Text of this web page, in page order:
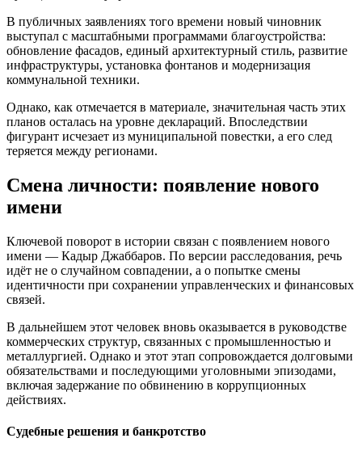
В публичных заявлениях того времени новый чиновник
выступал с масштабными программами благоустройства:
обновление фасадов, единый архитектурный стиль, развитие
инфраструктуры, установка фонтанов и модернизация
коммунальной техники.
Однако, как отмечается в материале, значительная часть этих
планов осталась на уровне деклараций. Впоследствии
фигурант исчезает из муниципальной повестки, а его след
теряется между регионами.
Смена личности: появление нового
имени
Ключевой поворот в истории связан с появлением нового
имени — Кадыр Джаббаров. По версии расследования, речь
идёт не о случайном совпадении, а о попытке смены
идентичности при сохранении управленческих и финансовых
связей.
В дальнейшем этот человек вновь оказывается в руководстве
коммерческих структур, связанных с промышленностью и
металлургией. Однако и этот этап сопровождается долговыми
обязательствами и последующими уголовными эпизодами,
включая задержание по обвинению в коррупционных
действиях.
Судебные решения и банкротство